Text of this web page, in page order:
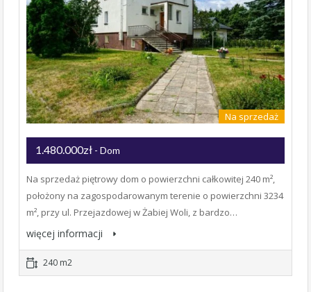
Na sprzedaż
1.480.000zł - Dom
Na sprzedaż piętrowy dom o powierzchni całkowitej 240 m²,
położony na zagospodarowanym terenie o powierzchni 3234
m², przy ul. Przejazdowej w Żabiej Woli, z bardzo…
więcej informacji
240 m2